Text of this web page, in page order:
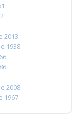
2013
1938
2008
1967